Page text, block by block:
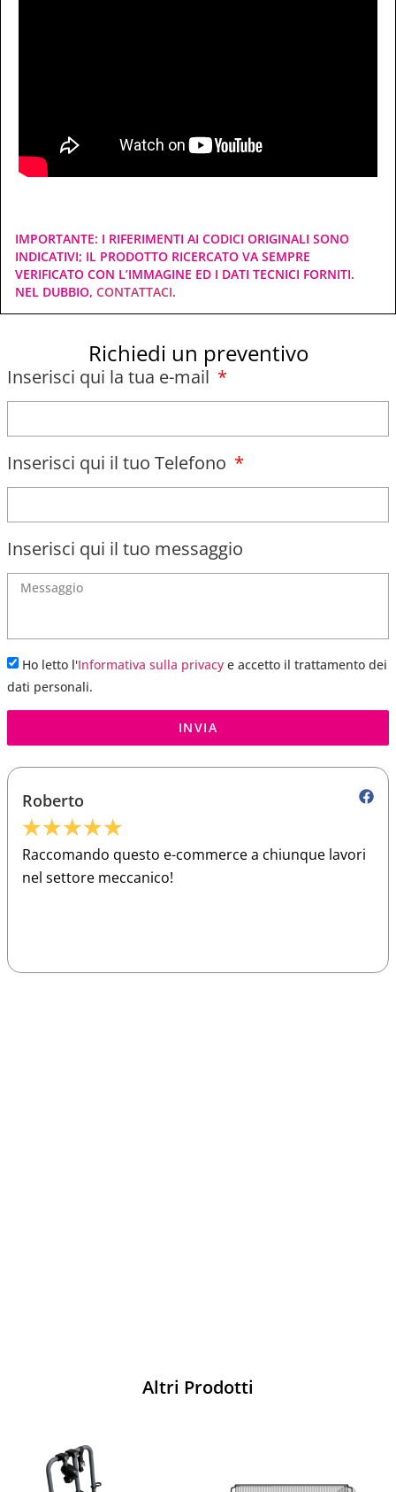
IMPORTANTE: I RIFERIMENTI AI CODICI ORIGINALI SONO
INDICATIVI; IL PRODOTTO RICERCATO VA SEMPRE
VERIFICATO CON L’IMMAGINE ED I DATI TECNICI FORNITI.
NEL DUBBIO, CONTATTACI.
Richiedi un preventivo
Inserisci qui la tua e-mail
Inserisci qui il tuo Telefono
Inserisci qui il tuo messaggio
Ho letto l'Informativa sulla privacy e accetto il trattamento dei
dati personali.
INVIA
Roberto
★★★★★
Raccomando questo e-commerce a chiunque lavori
nel settore meccanico!
Altri Prodotti